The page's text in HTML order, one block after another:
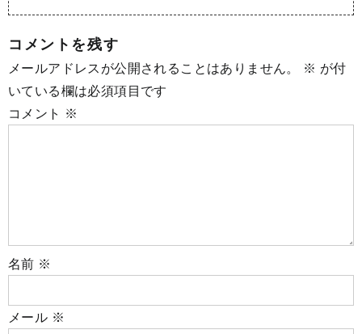
コメントを残す
メールアドレスが公開されることはありません。 ※ が付
いている欄は必須項目です
コメント ※
名前 ※
メール ※